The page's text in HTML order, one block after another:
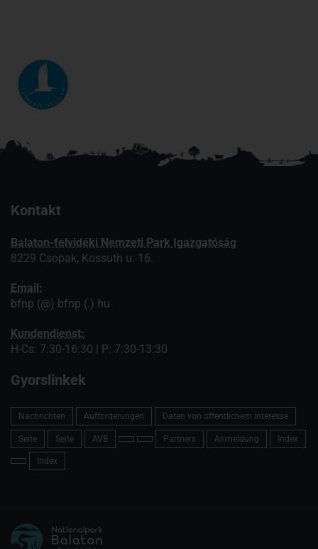
Kontakt
Balaton-felvidéki Nemzeti Park Igazgatóság
8229 Csopak, Kossuth u. 16.
Email:
bfnp (@) bfnp (.) hu
Kundendienst:
H-Cs: 7:30-16:30 | P: 7:30-13:30
Gyorslinkek
Nachrichten Aufforderungen Daten von öffentlichem Interesse
Seite Seite AVB Partners Anmeldung Index
Index